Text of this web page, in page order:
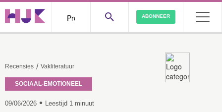
ABONNEER
Recensies / Vakliteratuur
SOCIAAL-EMOTIONEEL
09/06/2026 • Leestijd 1 minuut